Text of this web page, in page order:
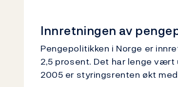
Innretningen av
Pengepolitikken i Norge er
2,5 prosent. Det har lenge
2005 er styringsrenten økt